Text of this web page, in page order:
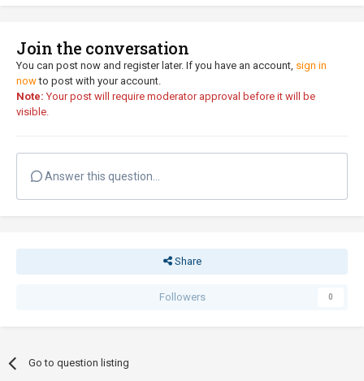
Join the conversation
You can post now and register later. If you have an account, sign in
nowto post with your account.
Note: Your post will require moderator approval before it will be
visible.
Answer this question...
Share
Followers 0
Go to question listing